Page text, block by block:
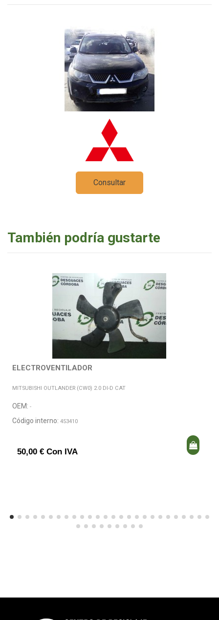
Consultar
También podría gustarte
ELECTROVENTILADOR
MITSUBISHI OUTLANDER (CW0) 2.0 DI-D CAT
OEM: -
Código interno: 453410
50,00 € Con IVA